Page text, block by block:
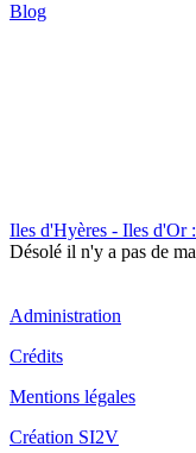
Blog
Iles d'Hyères - Iles d'Or
Désolé il n'y a pas de
Administration
Crédits
Mentions légales
Création SI2V